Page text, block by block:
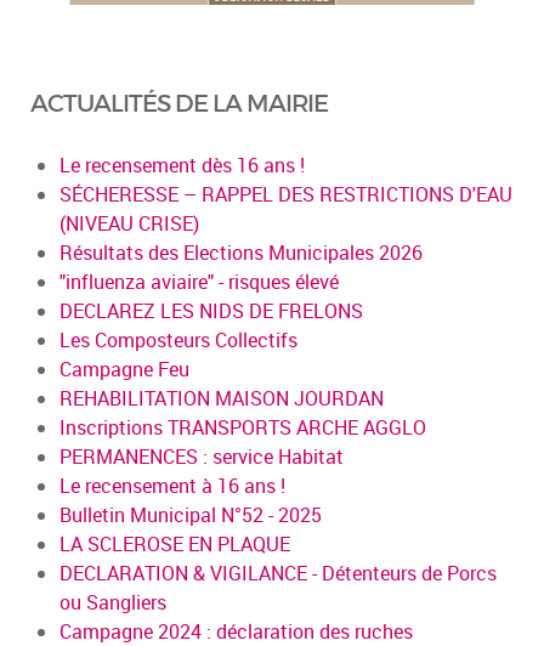
ACTUALITÉS DE LA MAIRIE
Le recensement dès 16 ans !
SÉCHERESSE – RAPPEL DES RESTRICTIONS D'EAU
(NIVEAU CRISE)
Résultats des Elections Municipales 2026
"influenza aviaire" - risques élevé
DECLAREZ LES NIDS DE FRELONS
Les Composteurs Collectifs
Campagne Feu
REHABILITATION MAISON JOURDAN
Inscriptions TRANSPORTS ARCHE AGGLO
PERMANENCES : service Habitat
Le recensement à 16 ans !
Bulletin Municipal N°52 - 2025
LA SCLEROSE EN PLAQUE
DECLARATION & VIGILANCE - Détenteurs de Porcs
ou Sangliers
Campagne 2024 : déclaration des ruches